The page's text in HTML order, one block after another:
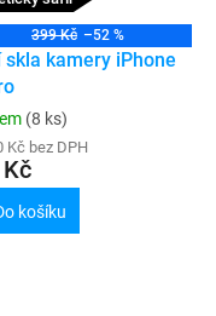
399 Kč –52 %
skla kamery iPhone
(8 ks)
Kč bez DPH
košíku